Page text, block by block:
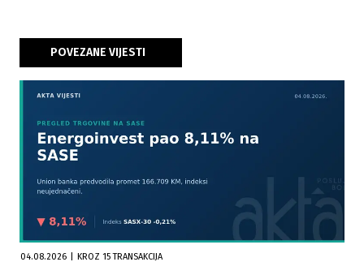
POVEZANE VIJESTI
04.08.2026 KROZ 15 TRANSAKCIJA